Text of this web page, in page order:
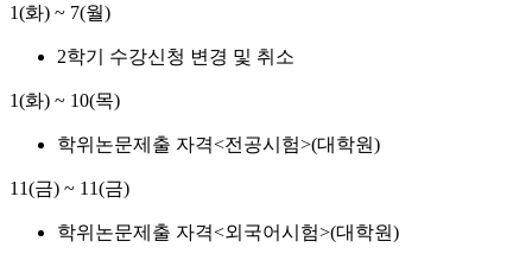
1(화) ~ 7(월)
2학기 수강신청 변경 및 취소
1(화) ~ 10(목)
학위논문제출 자격<전공시험>(대학원)
11(금) ~ 11(금)
학위논문제출 자격<외국어시험>(대학원)